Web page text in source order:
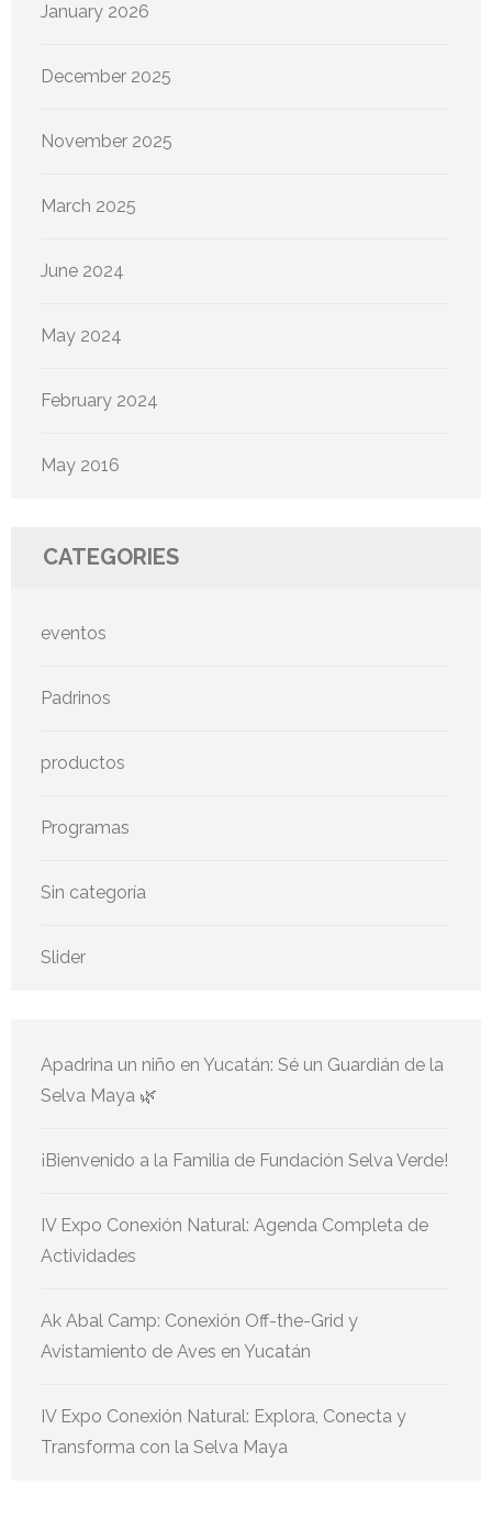
January 2026
December 2025
November 2025
March 2025
June 2024
May 2024
February 2024
May 2016
CATEGORIES
eventos
Padrinos
productos
Programas
Sin categoría
Slider
Apadrina un niño en Yucatán: Sé un Guardián de la
Selva Maya 🌿
¡Bienvenido a la Familia de Fundación Selva Verde!
IV Expo Conexión Natural: Agenda Completa de
Actividades
Ak Abal Camp: Conexión Off-the-Grid y
Avistamiento de Aves en Yucatán
IV Expo Conexión Natural: Explora, Conecta y
Transforma con la Selva Maya